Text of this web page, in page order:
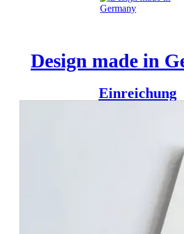
Design made in
Einreichung
Kurzgeschichten inspiriert durch
zusammen geführt in einem Objekt.
Auffalten wird eine Geschichte sichtbar,